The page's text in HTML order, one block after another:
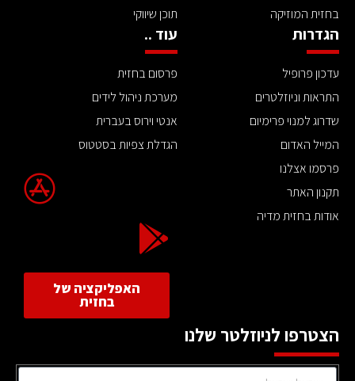
בחזית המוזיקה
תוכן שיווקי
הגדרות
עדכון פרופיל
התראות וניוזלטרים
שדרוג למנוי פרימיום
המייל האדום
פרסמו אצלנו
תקנון האתר
אודות בחזית מדיה
עוד ..
פרסום בחזית
מערכת ניהול לידים
אנטי וירוס בעברית
הגדלת צפיות בסטטוס
האפליקציה של
בחזית
הצטרפו לניוזלטר שלנו